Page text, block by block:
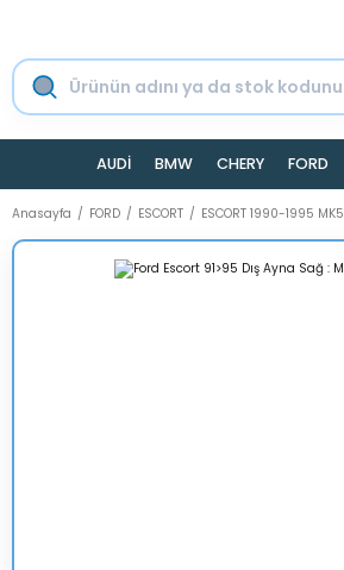
AUDİ BMW CHERY FORD
Anasayfa FORD ESCORT ESCORT 1990-1995 MK5